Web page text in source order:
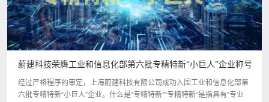
蔚建科技荣膺工业和信息化部第六批专精特新“小巨人”企业称号
经过严格程序的审定，上海蔚建科技有限公司成功入围工业和信息化部第
六批专精特新“小巨人”企业。什么是“专精特新”“专精特新”是指具有“专业